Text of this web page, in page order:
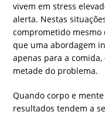
vivem em stress
alerta. Nestas
comprometido mesmo
que uma abordagem
apenas para a
metade do problema.
Quando corpo e
resultados tendem a